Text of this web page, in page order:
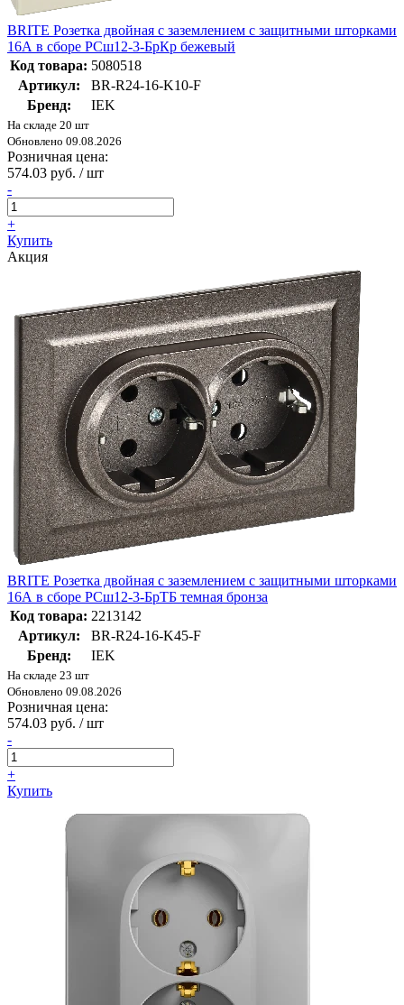
BRITE Розетка двойная с заземлением с защитными шторками
16А в сборе РСш12-3-БрКр бежевый
Код товара: 5080518
Артикул:
BR-R24-16-K10-F
Бренд:
IEK
На складе 20 шт
Обновлено 09.08.2026
Розничная цена:
574.03 руб. / шт
-
+
Купить
Акция
BRITE Розетка двойная с заземлением с защитными шторками
16А в сборе РСш12-3-БрТБ темная бронза
Код товара: 2213142
Артикул:
BR-R24-16-K45-F
Бренд:
IEK
На складе 23 шт
Обновлено 09.08.2026
Розничная цена:
574.03 руб. / шт
-
+
Купить